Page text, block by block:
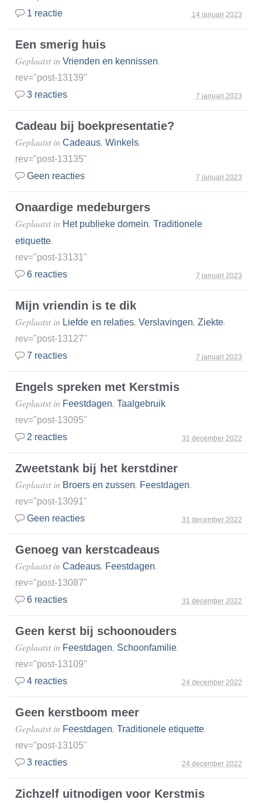
14 januari 2023
1 reactie
Een smerig huis
7 januari 2023
Geplaatst in Vrienden en kennissen.
rev="post-13139"
3 reacties
Cadeau bij boekpresentatie?
7 januari 2023
Geplaatst in Cadeaus, Winkels.
rev="post-13135"
Geen reacties
Onaardige medeburgers
7 januari 2023
Geplaatst in Het publieke domein, Traditionele
etiquette.
rev="post-13131"
6 reacties
Mijn vriendin is te dik
7 januari 2023
Geplaatst in Liefde en relaties, Verslavingen, Ziekte.
rev="post-13127"
7 reacties
Engels spreken met Kerstmis
31 december 2022
Geplaatst in Feestdagen, Taalgebruik.
rev="post-13095"
2 reacties
Zweetstank bij het kerstdiner
31 december 2022
Geplaatst in Broers en zussen, Feestdagen.
rev="post-13091"
Geen reacties
Genoeg van kerstcadeaus
31 december 2022
Geplaatst in Cadeaus, Feestdagen.
rev="post-13087"
6 reacties
Geen kerst bij schoonouders
24 december 2022
Geplaatst in Feestdagen, Schoonfamilie.
rev="post-13109"
4 reacties
Geen kerstboom meer
24 december 2022
Geplaatst in Feestdagen, Traditionele etiquette.
rev="post-13105"
3 reacties
Zichzelf uitnodigen voor Kerstmis